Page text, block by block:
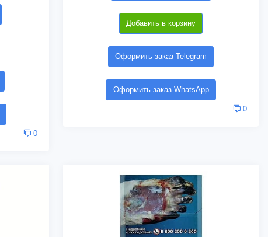
0
Добавить в корзину
Оформить заказ Telegram
Оформить заказ WhatsApp
0